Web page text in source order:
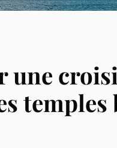
temples